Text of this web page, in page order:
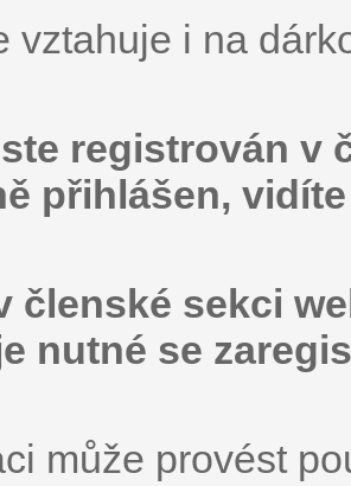
vztahuje i na
registrován v
přihlášen,
členské sekci
nutné se
může provést